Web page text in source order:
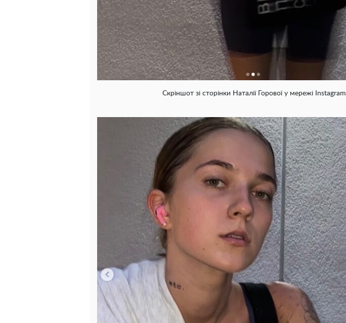
Скріншот зі сторінки Наталії Горової у мережі Instagram